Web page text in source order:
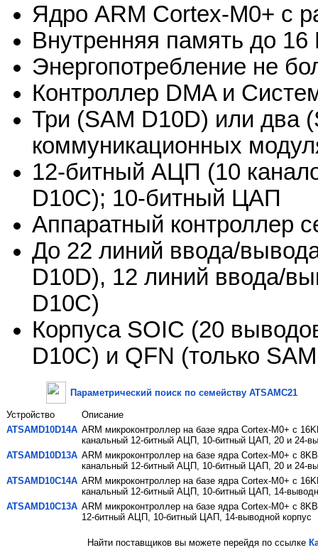
Ядро ARM Cortex-M0+ с
Внутренняя память до
Энергопотребление не
Контроллер DMA и
Три (SAM D10D) или два
коммуникационных
12-битный АЦП (10
D10C); 10-битный ЦАП
Аппаратный контроллер
До 22 линий ввода/
D10D), 12 линий ввода/
D10C)
Корпуса SOIC (20
D10C) и QFN (только
Параметрический поиск по семейству ATSAMC21
Устройство
Описание
ATSAMD10D14A ARM микроконтроллер на базе ядра Cortex-M0+ с
канальный 12-битный АЦП, 10-битный ЦАП, 20 и 24-
ATSAMD10D13A ARM микроконтроллер на базе ядра Cortex-M0+ с
канальный 12-битный АЦП, 10-битный ЦАП, 20 и 24-
ATSAMD10C14A ARM микроконтроллер на базе ядра Cortex-M0+ с
канальный 12-битный АЦП, 10-битный ЦАП, 14-
ATSAMD10C13A ARM микроконтроллер на базе ядра Cortex-M0+ с
12-битный АЦП, 10-битный ЦАП, 14-выводной корпус
Найти поставщиков вы можете перейдя по ссылке